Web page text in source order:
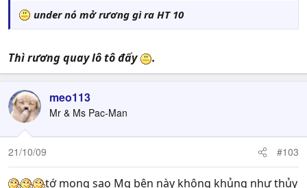
under nó mở rương gì ra HT 10
Thì rương quay lô tô đấy .
meo113
Mr & Ms Pac-Man
21/10/09 #103
tớ mong sao Mg bên này không khủng như thủy